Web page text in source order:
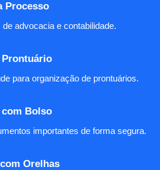
Processo
advocacia e contabilidade.
Prontuário
para organização de prontuários.
com Bolso
importantes de forma segura.
Orelhas